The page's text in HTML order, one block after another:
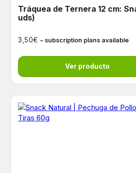
Tráquea de Ternera 12 cm:
uds)
3,50€ – subscription plans available
Ver producto